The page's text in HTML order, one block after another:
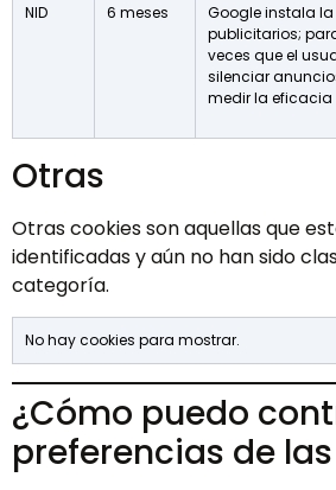
NID 6 meses
Google instala
publicitarios;
veces que el
silenciar
medir la eficacia
Otras
Otras cookies son aquellas que
identificadas y aún no han sido
categoría.
No hay cookies para mostrar.
¿Cómo puedo
preferencias de